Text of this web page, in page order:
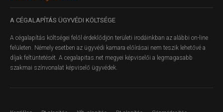
A CÉGALAPÍTÁS ÜGYVÉDI KÖLTSÉGE
A cégalapítás költségei felől érdeklődjön területi irodáinkban az alábbi on-line
felületen. Némely esetben az ügyvédi kamara előírásai nem teszik lehetővé a
díjak feltüntetését. A cegalapitas.net megyei képviselői a legmagasabb
szakmai színvonalat képviselő ügyvédek.